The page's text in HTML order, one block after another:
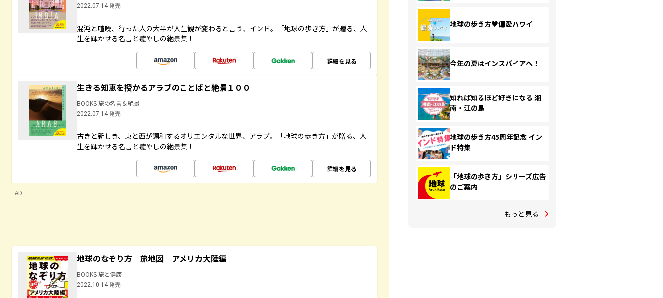
2022.07.14 発売
混沌と喧噪、行った人の大半が人生観が変わると言う、インド。「地球の歩き方」が贈る、人
生を輝かせる名言と癒やしの絶景集！
詳細を見る
生きる知恵を授かるアラブのことばと絶景１００
BOOKS 旅の名言＆絶景
2022.07.14 発売
古きと新しき、東と西が調和するオリエンタルな世界、アラブ。「地球の歩き方」が贈る、人
生を輝かせる名言と癒やしの絶景集！
詳細を見る
AD
地球のなぞり方 旅地図 アメリカ大陸編
BOOKS 旅と健康
2022.10.14 発売
地球の歩き方♥偏愛ハワイ
今年の夏はインスパイアへ！
知れば知るほど好きになる 湘
南・江の島
地球の歩き方45周年記念 イン
ド特集
「地球の歩き方」シリーズ広告
のご案内
もっと見る